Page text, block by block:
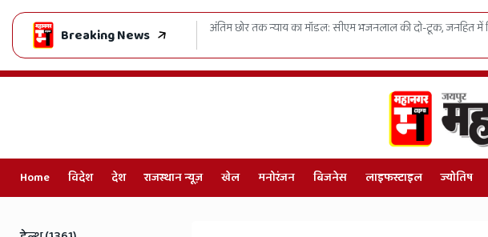
Breaking News
में ढिलाई नहीं - लोक अभियोजकों की बढ़ाई फीस SMS अस्पताल में बड़ा प्रशासनिक धमाका,
Home विदेश देश राजस्थान न्यूज़ खेल मनोरंजन बिजनेस लाइफस्टाइल ज्योतिष